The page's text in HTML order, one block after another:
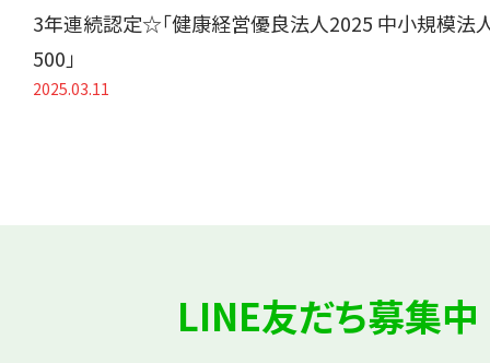
3年連続認定☆「健康経営優良法人2025 中小規模法
500」
2025.03.11
LINE友だち募集中